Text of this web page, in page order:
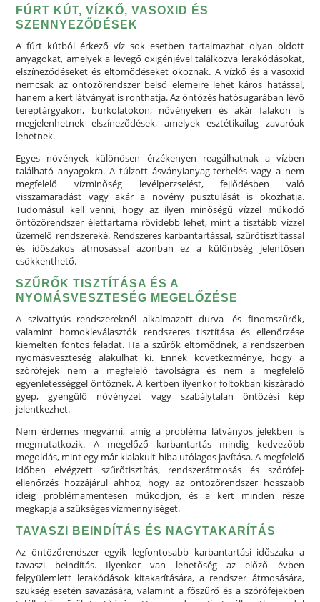
FÚRT KÚT, VÍZKŐ, VASOXID ÉS
SZENNYEZŐDÉSEK
A fúrt kútból érkező víz sok esetben tartalmazhat olyan oldott
anyagokat, amelyek a levegő oxigénjével találkozva lerakódásokat,
elszíneződéseket és eltömődéseket okoznak. A vízkő és a vasoxid
nemcsak az öntözőrendszer belső elemeire lehet káros hatással,
hanem a kert látványát is ronthatja. Az öntözés hatósugarában lévő
tereptárgyakon, burkolatokon, növényeken és akár falakon is
megjelenhetnek elszíneződések, amelyek esztétikailag zavaróak
lehetnek.
Egyes növények különösen érzékenyen reagálhatnak a vízben
található anyagokra. A túlzott ásványianyag-terhelés vagy a nem
megfelelő vízminőség levélperzselést, fejlődésben való
visszamaradást vagy akár a növény pusztulását is okozhatja.
Tudomásul kell venni, hogy az ilyen minőségű vízzel működő
öntözőrendszer élettartama rövidebb lehet, mint a tisztább vízzel
üzemelő rendszereké. Rendszeres karbantartással, szűrőtisztítással
és időszakos átmosással azonban ez a különbség jelentősen
csökkenthető.
SZŰRŐK TISZTÍTÁSA ÉS A
NYOMÁSVESZTESÉG MEGELŐZÉSE
A szivattyús rendszereknél alkalmazott durva- és finomszűrők,
valamint homokleválasztók rendszeres tisztítása és ellenőrzése
kiemelten fontos feladat. Ha a szűrők eltömődnek, a rendszerben
nyomásveszteség alakulhat ki. Ennek következménye, hogy a
szórófejek nem a megfelelő távolságra és nem a megfelelő
egyenletességgel öntöznek. A kertben ilyenkor foltokban kiszáradó
gyep, gyengülő növényzet vagy szabálytalan öntözési kép
jelentkezhet.
Nem érdemes megvárni, amíg a probléma látványos jelekben is
megmutatkozik. A megelőző karbantartás mindig kedvezőbb
megoldás, mint egy már kialakult hiba utólagos javítása. A megfelelő
időben elvégzett szűrőtisztítás, rendszerátmosás és szórófej-
ellenőrzés hozzájárul ahhoz, hogy az öntözőrendszer hosszabb
ideig problémamentesen működjön, és a kert minden része
megkapja a szükséges vízmennyiséget.
TAVASZI BEINDÍTÁS ÉS NAGYTAKARÍTÁS
Az öntözőrendszer egyik legfontosabb karbantartási időszaka a
tavaszi beindítás. Ilyenkor van lehetőség az előző évben
felgyülemlett lerakódások kitakarítására, a rendszer átmosására,
szükség esetén savazására, valamint a főszűrő és a szórófejekben